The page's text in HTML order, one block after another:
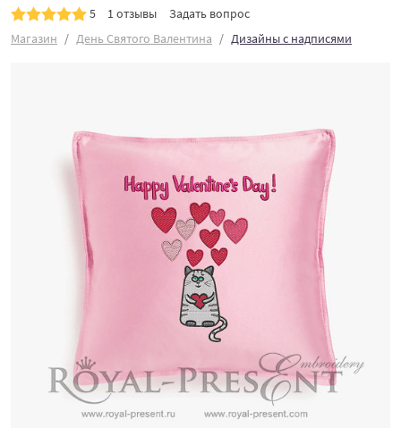
5 1 отзывы
Задать вопрос
Магазин
День Святого Валентина Дизайны с надписями